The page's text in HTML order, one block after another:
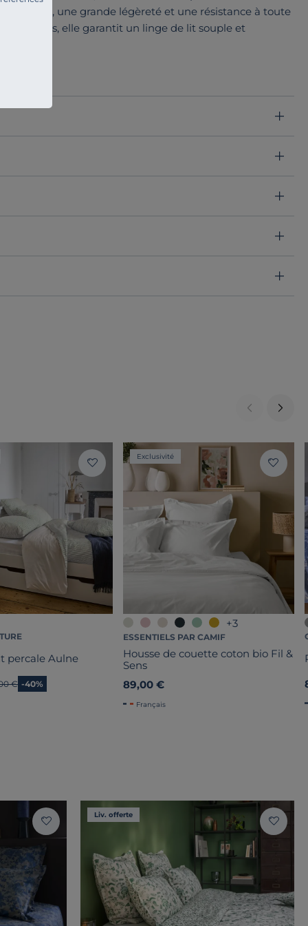
douceur, une grande légèreté et une résistance à toute
fibres, elle garantit un linge de lit souple et
percale Aulne
prix
€ -40%
Exclusivité
+3
ESSENTIELS PAR CAMIF
Housse de couette coton bio Fil &
Sens
89,00 €
Français
Liv. offerte